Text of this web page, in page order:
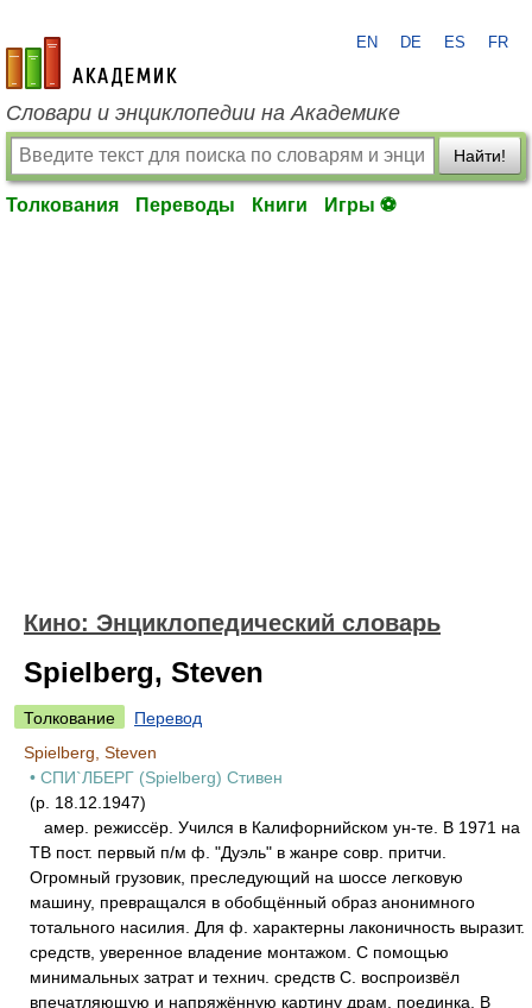
academic.ru
EN DE ES FR
Словари и энциклопедии на Академике
Найти!
Толкования Переводы Книги Игры ⚽
Кино: Энциклопедический словарь
Spielberg, Steven
Толкование
Перевод
Spielberg, Steven
• СПИ`ЛБЕРГ (Spielberg) Стивен
(р. 18.12.1947)
амер. режиссёр. Учился в Калифорнийском ун-те. В 1971 на
ТВ пост. первый п/м ф. "Дуэль" в жанре совр. притчи.
Огромный грузовик, преследующий на шоссе легковую
машину, превращался в обобщённый образ анонимного
тотального насилия. Для ф. характерны лаконичность выразит.
средств, уверенное владение монтажом. С помощью
минимальных затрат и технич. средств С. воспроизвёл
впечатляющую и напряжённую картину драм, поединка. В